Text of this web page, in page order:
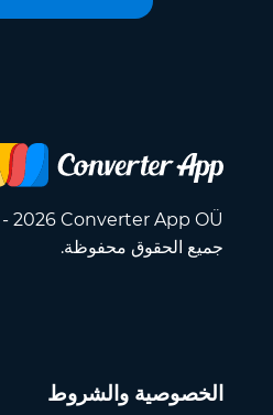
جميع الحقوق محفوظة.
الخصوصية والشروط